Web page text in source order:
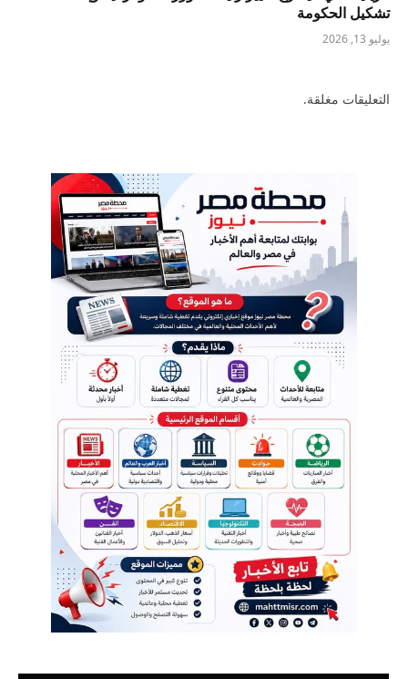
تشكيل الحكومة
يوليو 13, 2026
التعليقات مغلقة.